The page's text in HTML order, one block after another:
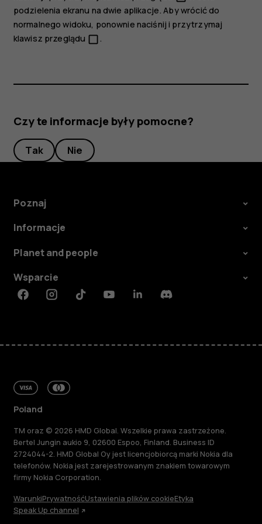
podzielenia ekranu na dwie aplikacje. Aby wrócić do
normalnego widoku, ponownie naciśnij i przytrzymaj
klawisz przeglądu check_box_outline_blank.
Czy te informacje były pomocne?
Tak Nie
Poznaj
Informacje
Planet and people
Wsparcie
FacebookInstagramTiktokYoutubeLinkedinDiscord
Poland
TM oraz © 2026 HMD Global. Wszelkie prawa zastrzeżone.
Bertel Jungin aukio 9, 02600 Espoo, Finland. Business ID
2724044-2. HMD Global Oy jest licencjobiorcą marki Nokia dla
telefonów. Nokia jest zarejestrowanym znakiem towarowym
firmy Nokia Corporation.
WarunkiPrywatnośćUstawienia plików cookieEtyka
Speak Up channel